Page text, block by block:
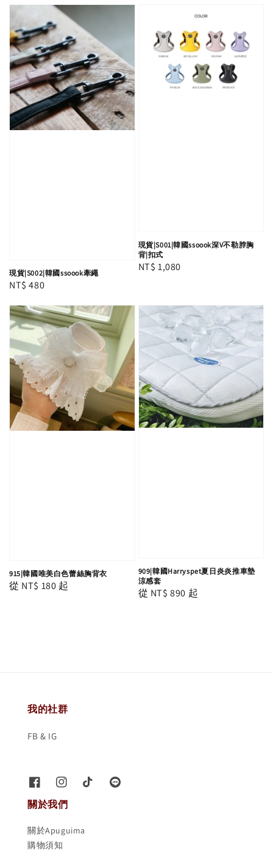
現貨|S002|韓國ssoook牽繩
Regular
NT$ 480
現貨|S001|韓國ssoook深V不勒脖胸
背|扣式
Regular
NT$ 1,080
915|韓國唯美白色蕾絲胸背衣
Regular
從 NT$ 180 起
909|韓國Harryspet夏日炎炎推車墊
涼感套
Regular
從 NT$ 890 起
我的社群
FB & IG
關於我們
關於Apuguima
購物須知